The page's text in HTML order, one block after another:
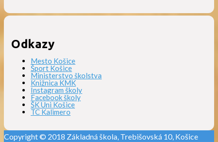
Odkazy
Mesto Košice
Šport Košice
Ministerstvo školstva
Knižnica KMK
Instagram školy
Facebook školy
ŠK Uni Košice
TC Kalimero
Copyright © 2018 Základná škola, Trebišovská 10, Košice